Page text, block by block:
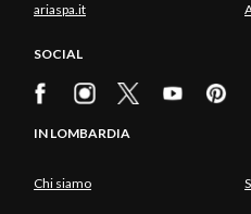
ariaspa.it
SOCIAL
IN LOMBARDIA
Chi siamo